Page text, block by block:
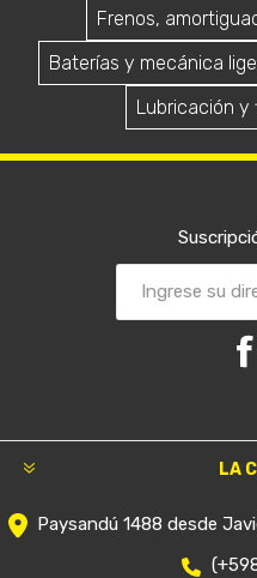
Frenos,
Baterías y mecánica
Lubricación y
LA
Paysandú 1488 desde